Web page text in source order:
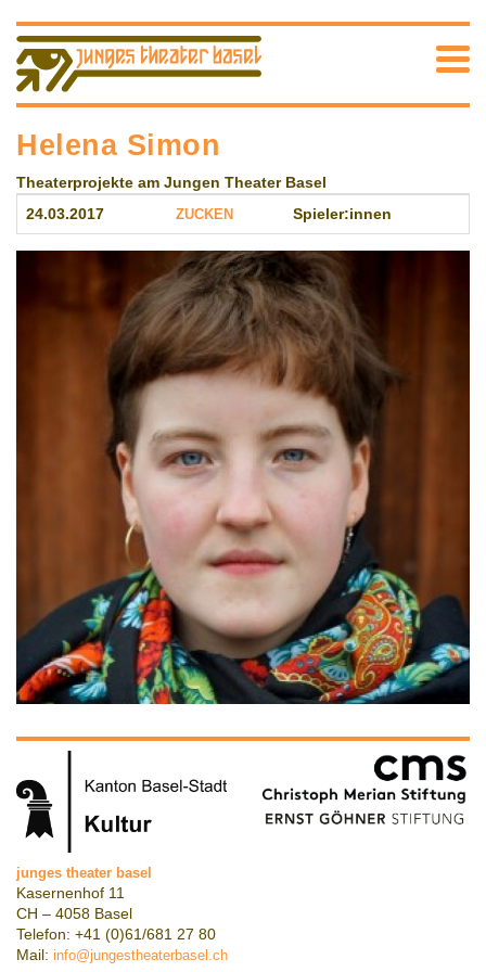
Helena Simon
Theaterprojekte am Jungen Theater Basel
24.03.2017 ZUCKEN Spieler:innen
junges theater basel
Kasernenhof 11
CH – 4058 Basel
Telefon: +41 (0)61/681 27 80
Mail: info@jungestheaterbasel.ch